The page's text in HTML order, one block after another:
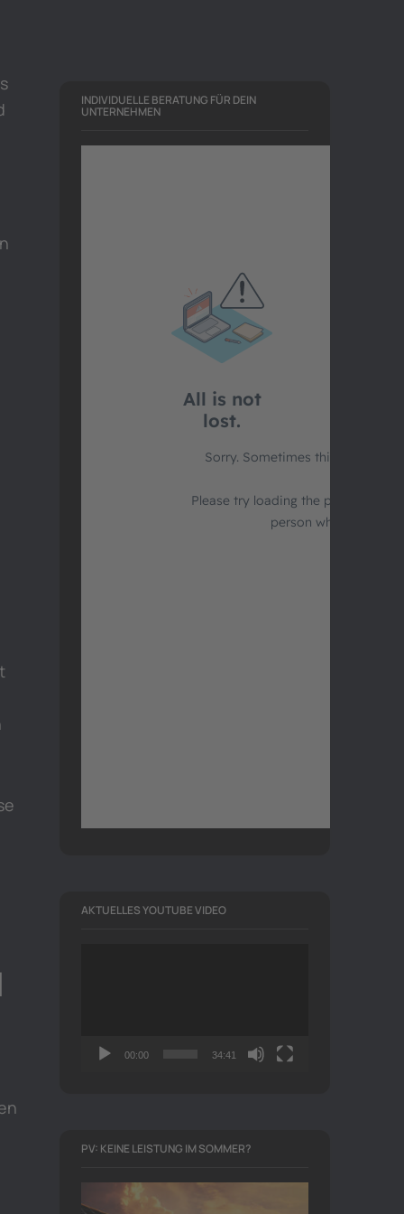
INDIVIDUELLE BERATUNG FÜR DEIN
UNTERNEHMEN
AKTUELLES YOUTUBE VIDEO
00:00 34:41
PV: KEINE LEISTUNG IM SOMMER?